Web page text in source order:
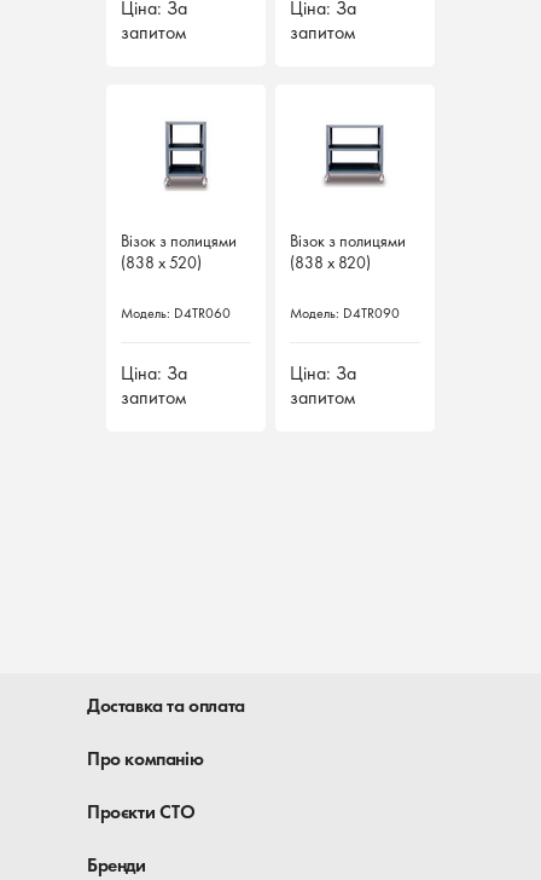
Ціна: За
запитом
Ціна: За
запитом
Ціна: За
запитом
Ціна: За
запитом
Візок з полицями
(838 х 520)
Модель: D4TR060
Ціна: За
запитом
Візок з полицями
(838 х 520)
Модель: D4TR060
Ціна: За
запитом
Візок з полицями
(838 х 820)
Модель: D4TR090
Ціна: За
запитом
Візок з полицями
(838 х 820)
Модель: D4TR090
Ціна: За
запитом
Доставка та оплата
Про компанію
Проєкти СТО
Бренди